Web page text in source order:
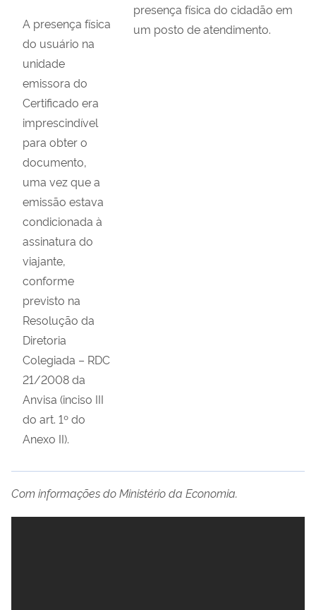
A presença física
do usuário na
unidade
emissora do
Certificado era
imprescindível
para obter o
documento,
uma vez que a
emissão estava
condicionada à
assinatura do
viajante,
conforme
previsto na
Resolução da
Diretoria
Colegiada – RDC
21/2008 da
Anvisa (inciso III
do art. 1º do
Anexo II).
presença física do cidadão em
um posto de atendimento.
Com informações do Ministério da Economia.